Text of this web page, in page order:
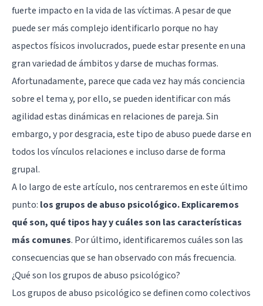
fuerte impacto en la vida de las víctimas. A pesar de que
puede ser más complejo identificarlo porque no hay
aspectos físicos involucrados, puede estar presente en una
gran variedad de ámbitos y darse de muchas formas.
Afortunadamente, parece que cada vez hay más conciencia
sobre el tema y, por ello, se pueden identificar con más
agilidad estas dinámicas en relaciones de pareja. Sin
embargo, y por desgracia, este tipo de abuso puede darse en
todos los vínculos relaciones e incluso darse de forma
grupal.
A lo largo de este artículo, nos centraremos en este último
punto: los grupos de abuso psicológico. Explicaremos
qué son, qué tipos hay y cuáles son las características
más comunes. Por último, identificaremos cuáles son las
consecuencias que se han observado con más frecuencia.
¿Qué son los grupos de abuso psicológico?
Los grupos de abuso psicológico se definen como colectivos